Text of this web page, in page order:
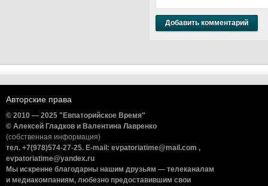
Авторские права
© 2010 — 2025 "Евпаторийское Время"
© Алексей Гладков и Валентина Лавренко
(собственная информация)
тел. +7(978)574-27-25. E-mail: evpatoriatime@mail.com ,
evpatoriatime@yandex.ru
Мы искренне благодарны нашим друзьям — телеканалам
и медиакомпаниям, любезно предоставившим свои